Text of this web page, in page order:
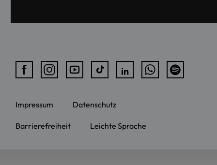
Impressum Datenschutz
Barrierefreiheit Leichte Sprache